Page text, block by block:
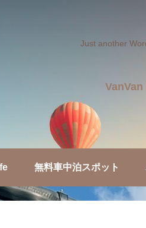
Just another
無料車中泊スポット